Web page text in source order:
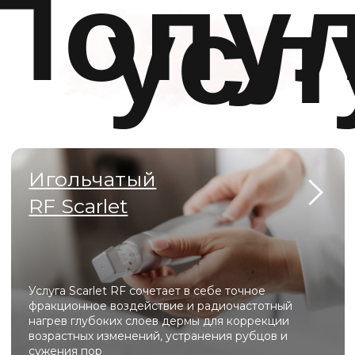
ВСЕ УСЛУГИ
Heleo Pro LED — это профессиональная
светодиодная матрица с 4 спектрами излучения,
которая решает проблемы акне, старения и
пигментации, стимулируя регенерацию кожи на
клеточном уровне.